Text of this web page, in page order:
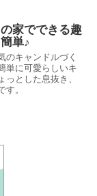
家でできる趣
単♪
のキャンドルづく
単に可愛らしいキ
っとした息抜き、
。